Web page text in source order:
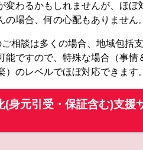
変わるかもしれませんが、ほぼ
の場合、何の心配もありません
相談は多くの場合、地域包括支
能ですので、特殊な場合（事情
）のレベルでほぼ対応できます
(身元引受・保証含む)支援